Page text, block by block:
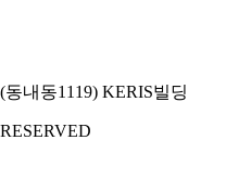
내동1119) KERIS빌딩